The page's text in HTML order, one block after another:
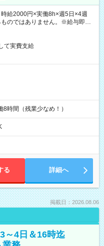
給2000円×実働8h×週5日×4週
のではありません。※給与即受
有）
て実費支給
時間（残業少なめ！）
る 詳細へ
掲載日：2026.08.06
～4日＆16時迄